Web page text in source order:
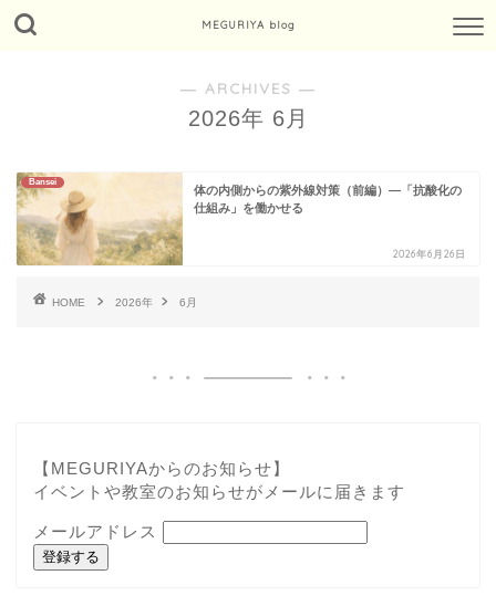
MEGURIYA blog
― ARCHIVES ―
2026年 6月
Bansei
体の内側からの紫外線対策（前編）—「抗酸化の
仕組み」を働かせる
2026年6月26日
HOME 2026年 6月
【MEGURIYAからのお知らせ】
イベントや教室のお知らせがメールに届きます
メールアドレス
登録する